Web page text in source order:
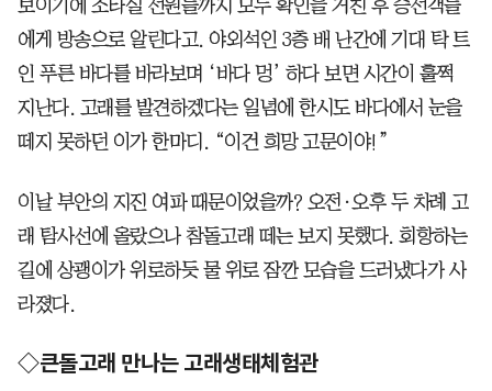
보이기에 조타실 선원들까지 모두 확인을 거친 후 승선객들
에게 방송으로 알린다고. 야외석인 3층 배 난간에 기대 탁 트
인 푸른 바다를 바라보며 ‘바다 멍’ 하다 보면 시간이 훌쩍
지난다. 고래를 발견하겠다는 일념에 한시도 바다에서 눈을
떼지 못하던 이가 한마디. “이건 희망 고문이야!”
이날 부안의 지진 여파 때문이었을까? 오전·오후 두 차례 고
래 탐사선에 올랐으나 참돌고래 떼는 보지 못했다. 회항하는
길에 상괭이가 위로하듯 물 위로 잠깐 모습을 드러냈다가 사
라졌다.
◇큰돌고래 만나는 고래생태체험관